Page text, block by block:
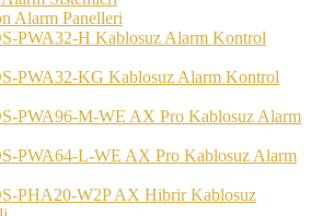
Panelleri
PWA32-H Kablosuz Alarm Kontrol
PWA32-KG Kablosuz Alarm Kontrol
PWA96-M-WE AX Pro Kablosuz Alarm
PWA64-L-WE AX Pro Kablosuz Alarm
PHA20-W2P AX Hibrir Kablosuz